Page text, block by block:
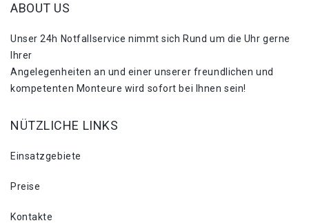
ABOUT US
Unser 24h Notfallservice nimmt sich Rund um die Uhr gerne
Ihrer
Angelegenheiten an und einer unserer freundlichen und
kompetenten Monteure wird sofort bei Ihnen sein!
NÜTZLICHE LINKS
Einsatzgebiete
Preise
Kontakte